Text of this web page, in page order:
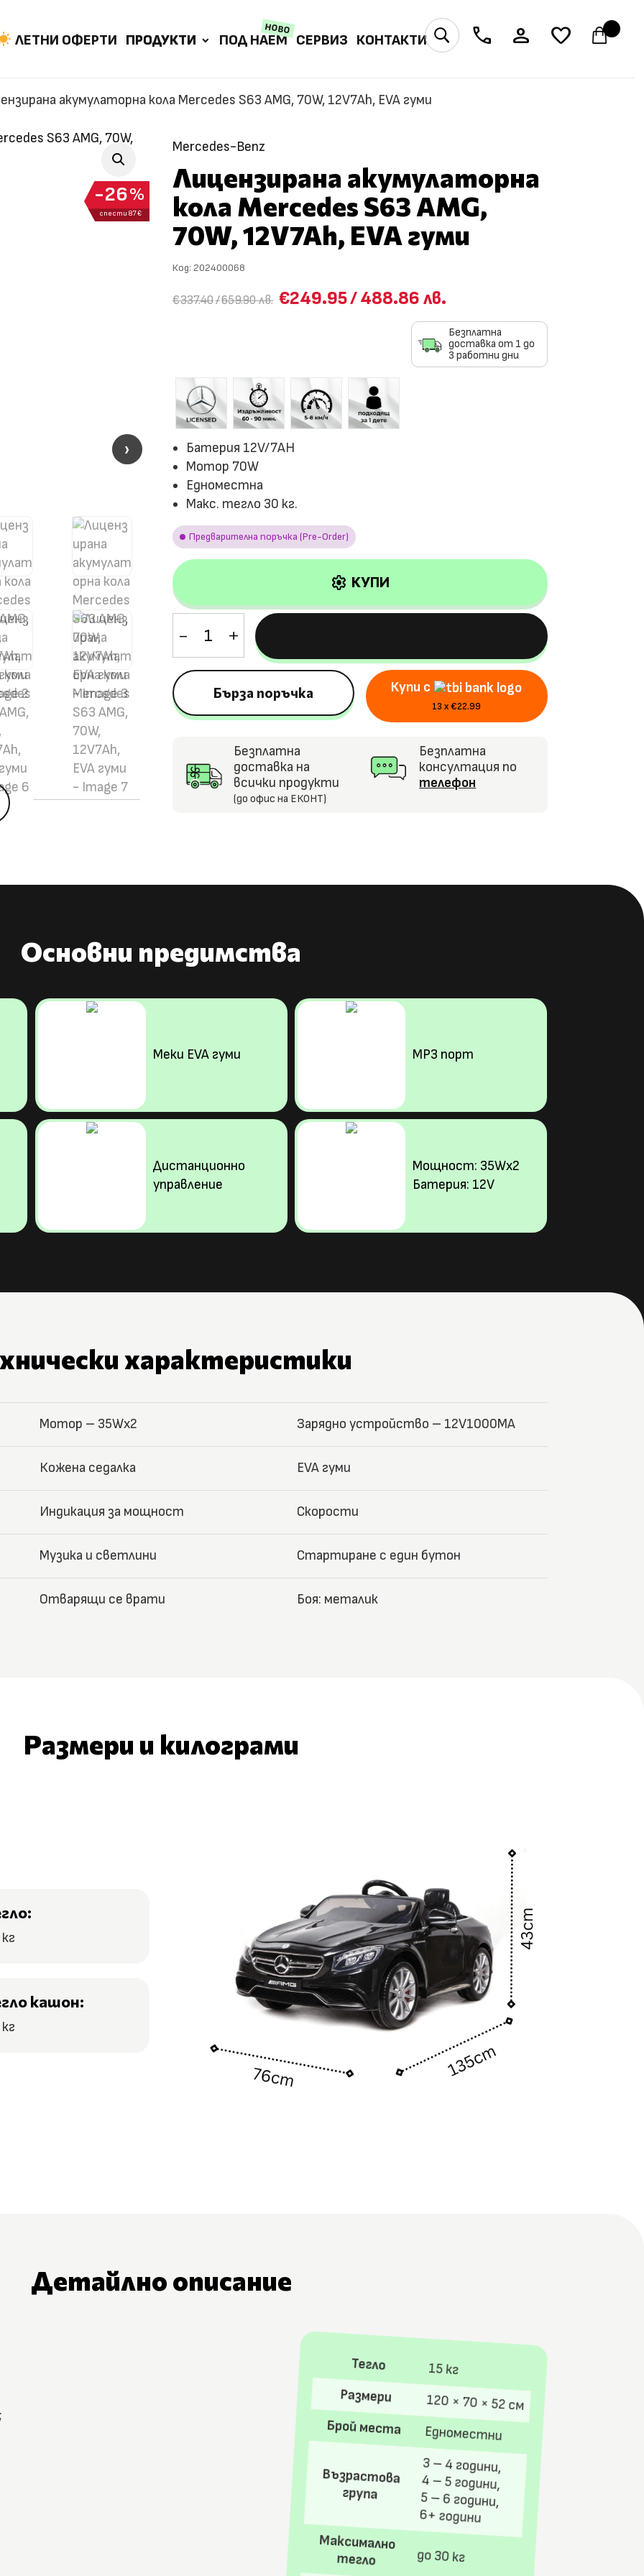
phone person favorite
U
ЛЕТНИ ОФЕРТИ ПРОДУКТИ ПОД НАЕМ
НОВО
СЕРВИЗ КОНТАКТИ
акумулаторна кола Mercedes S63 AMG, 70W, 12V7Ah, EVA гуми
%
26
спести 87 €
›
›
Mercedes-Benz
Лицензирана акумулаторна
кола Mercedes S63 AMG,
70W, 12V7Ah, EVA гуми
Код: 202400068
€337.40/659.90 лв. €249.95/488.86 лв.
Безплатна
доставка от 1 до
3 работни дни
Батерия 12V/7AH
Мотор 70W
Едноместна
Макс. тегло 30 кг.
Предварителна поръчка (Pre-Order)
settings КУПИ
за
Лицензирана
акумулаторна
кола
Mercedes
AMG,
70W,
Бърза поръчка Купи с
13 x €22.99
Безплатна
доставка на
всички продукти
(до офис на ЕКОНТ)
Безплатна
консултация по
телефон
Основни предимства
Меки EVA гуми MP3 порт
Дистанционно
управление
Мощност: 35Wx2
Батерия: 12V
характеристики
Мотор – 35Wx2 Зарядно устройство – 12V1000MA
Кожена седалка EVA гуми
Индикация за мощност Скорости
Музика и светлини Стартиране с един бутон
Отварящи се врати Боя: металик
Размери и килограми
кашон:
Детайлно описание
Тегло 15 кг
Размери 120 × 70 × 52 см
Брой места Едноместни
Възрастова
група
3 – 4 години,
4 – 5 години,
5 – 6 години,
6+ години
Максимално
тегло до 30 кг